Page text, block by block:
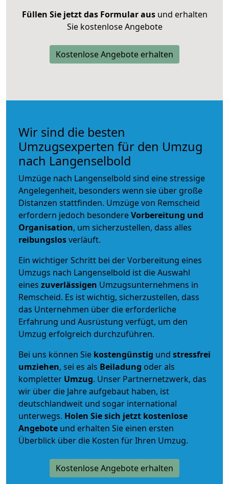
Füllen Sie jetzt das Formular ausund erhalten
Sie kostenlose Angebote
Kostenlose Angebote erhalten
Wir sind die besten
Umzugsexperten für den Umzug
nach Langenselbold
Umzüge nach Langenselbold sind eine stressige
Angelegenheit, besonders wenn sie über große
Distanzen stattfinden. Umzüge von Remscheid
erfordern jedoch besondereVorbereitung und
Organisation, um sicherzustellen, dass alles
reibungslosverläuft.
Ein wichtiger Schritt bei der Vorbereitung eines
Umzugs nach Langenselbold ist die Auswahl
eines zuverlässigen Umzugsunternehmens in
Remscheid. Es ist wichtig, sicherzustellen, dass
das Unternehmen über die erforderliche
Erfahrung und Ausrüstung verfügt, um den
Umzug erfolgreich durchzuführen.
Bei uns können Sie kostengünstig und stressfrei
umziehen, sei es als Beiladung oder als
kompletter Umzug. Unser Partnernetzwerk, das
wir über die Jahre aufgebaut haben, ist
deutschlandweit und sogar international
unterwegs. Holen Sie sich jetzt kostenlose
Angebote und erhalten Sie einen ersten
Überblick über die Kosten für Ihren Umzug.
Kostenlose Angebote erhalten